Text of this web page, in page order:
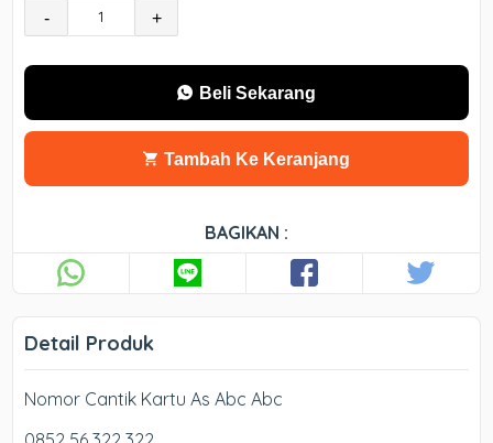
- +
Beli Sekarang
Tambah Ke Keranjang
BAGIKAN :
Detail Produk
Nomor Cantik Kartu As Abc Abc